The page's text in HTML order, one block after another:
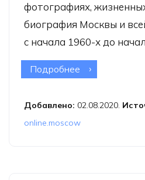
фотографиях,
биография Москвы и
с начала 1960-х до
Подробнее о Онлайн-
сага
Дашевского»
Добавлено: 02.08.2020.
online.moscow